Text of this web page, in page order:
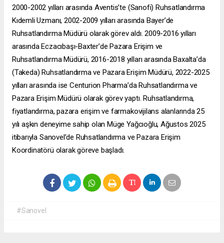
2000-2002 yılları arasında Aventis’te (Sanofi) Ruhsatlandırma
Kıdemli Uzmanı, 2002-2009 yılları arasında Bayer’de
Ruhsatlandırma Müdürü olarak görev aldı. 2009-2016 yılları
arasında Eczacıbaşı-Baxter’de Pazara Erişim ve
Ruhsatlandırma Müdürü, 2016-2018 yılları arasında Baxalta’da
(Takeda) Ruhsatlandırma ve Pazara Erişim Müdürü, 2022-2025
yılları arasında ise Centurion Pharma’da Ruhsatlandırma ve
Pazara Erişim Müdürü olarak görev yaptı. Ruhsatlandırma,
fiyatlandırma, pazara erişim ve farmakovijilans alanlarında 25
yılı aşkın deneyime sahip olan Müge Yağcıoğlu, Ağustos 2025
itibarıyla Sanovel’de Ruhsatlandırma ve Pazara Erişim
Koordinatörü olarak göreve başladı.
#Sanovel